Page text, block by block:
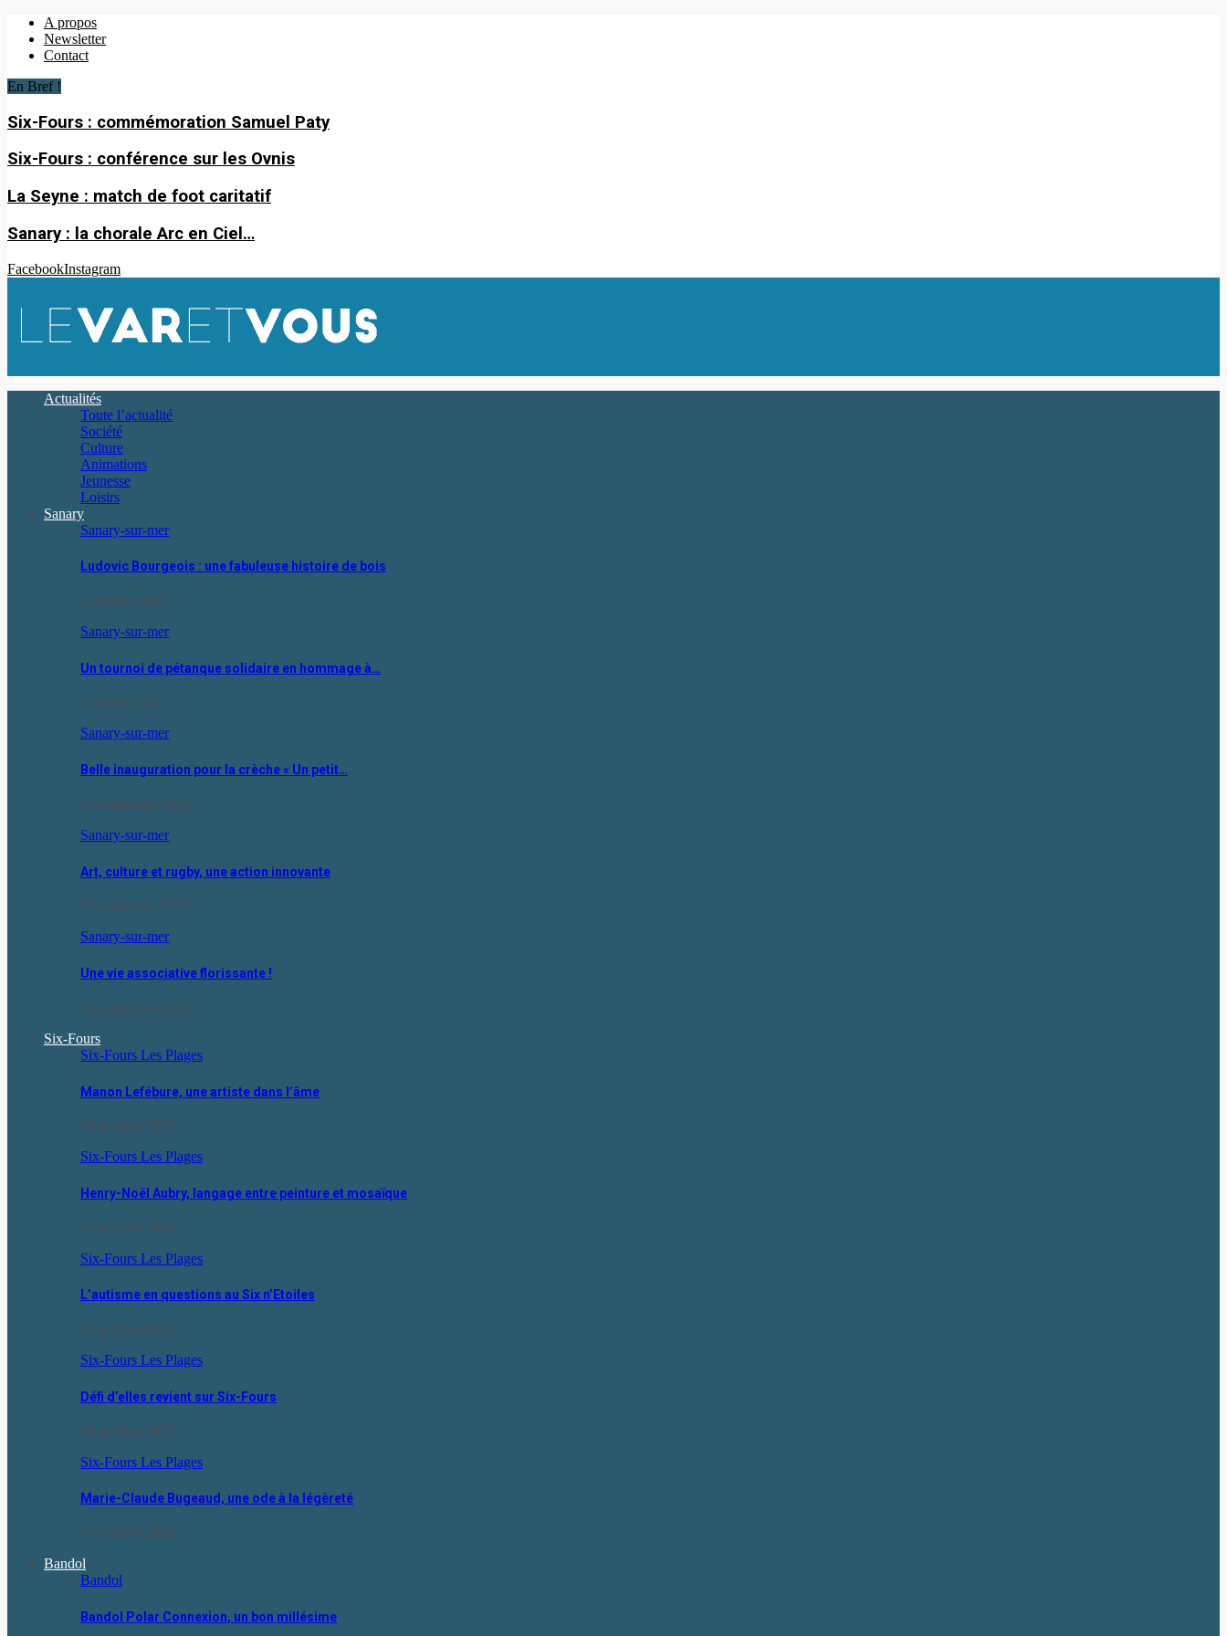
A propos
Newsletter
Contact
En Bref !
Six-Fours : commémoration Samuel Paty
Six-Fours : conférence sur les Ovnis
La Seyne : match de foot caritatif
Sanary : la chorale Arc en Ciel…
FacebookInstagram
Actualités
Toute l’actualité
Société
Culture
Animations
Jeunesse
Loisirs
Sanary
Sanary-sur-mer
Ludovic Bourgeois : une fabuleuse histoire de bois
4 octobre 2023
Sanary-sur-mer
Un tournoi de pétanque solidaire en hommage à…
3 octobre 2023
Sanary-sur-mer
Belle inauguration pour la crèche « Un petit…
27 septembre 2023
Sanary-sur-mer
Art, culture et rugby, une action innovante
25 septembre 2023
Sanary-sur-mer
Une vie associative florissante !
24 septembre 2023
Six-Fours
Six-Fours Les Plages
Manon Lefébure, une artiste dans l’âme
24 octobre 2023
Six-Fours Les Plages
Henry-Noël Aubry, langage entre peinture et mosaïque
19 octobre 2023
Six-Fours Les Plages
L’autisme en questions au Six n’Etoiles
18 octobre 2023
Six-Fours Les Plages
Défi d’elles revient sur Six-Fours
18 octobre 2023
Six-Fours Les Plages
Marie-Claude Bugeaud, une ode à la légèreté
17 octobre 2023
Bandol
Bandol
Bandol Polar Connexion, un bon millésime